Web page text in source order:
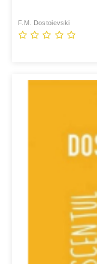
F.M. Dostoievski